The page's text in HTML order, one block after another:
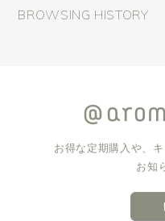
BROWSING HISTORY
お得な定期購入や、
お知